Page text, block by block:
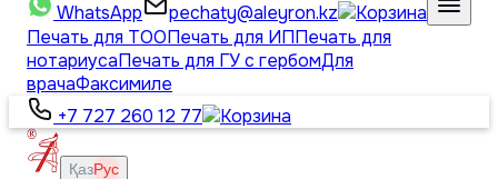
WhatsApp
pechaty@aleyron.kz
Печать для ТООПечать для ИППечать для
нотариусаПечать для ГУ с гербомДля
врачаФаксимиле
+7 727 260 12 77
ҚазРус